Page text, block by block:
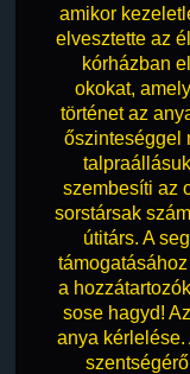
amikor
elvesztette az
kórházban
okokat,
történet az
őszinteséggel
szembesíti az
sorstársak
útitárs. A
a
sose hagyd!
anya kérlelése.